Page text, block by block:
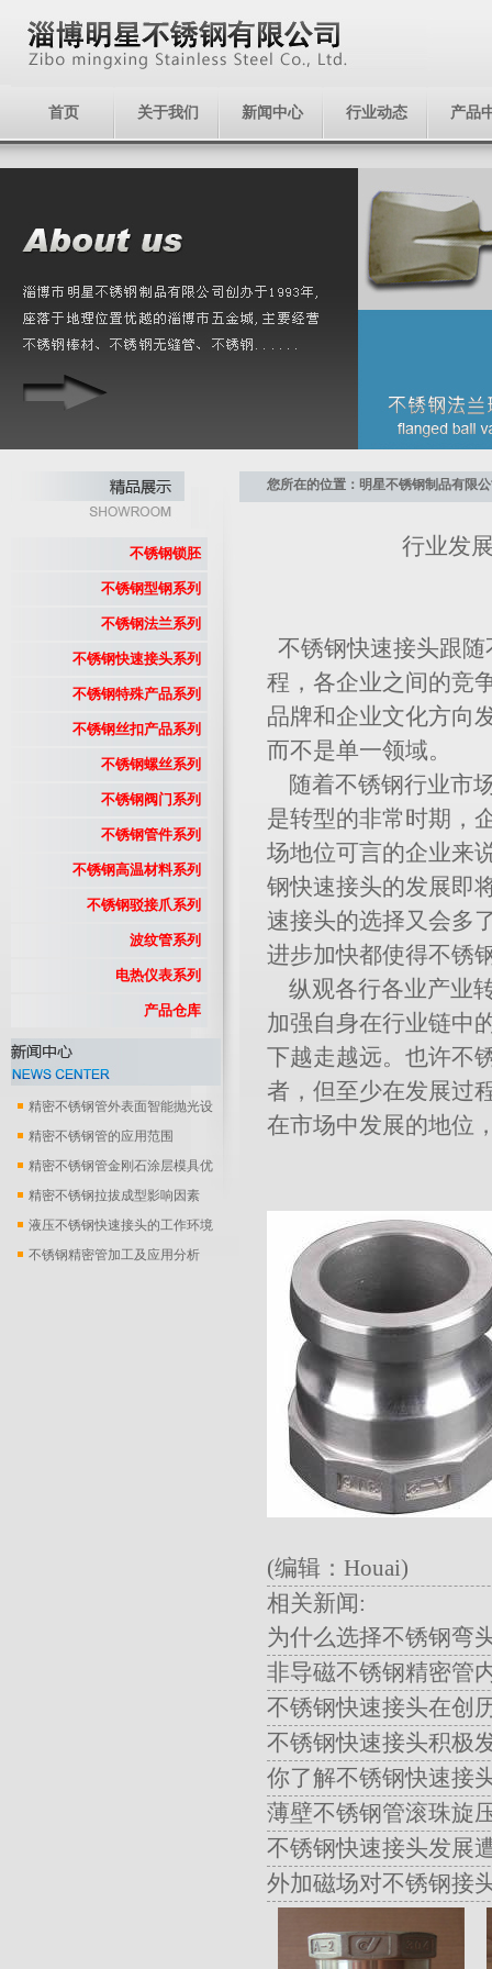
首页 关于我们 新闻中心 行业动态 产品
不锈钢锁胚
不锈钢型钢系列
不锈钢法兰系列
不锈钢快速接头系列
不锈钢特殊产品系列
不锈钢丝扣产品系列
不锈钢螺丝系列
不锈钢阀门系列
不锈钢管件系列
不锈钢高温材料系列
不锈钢驳接爪系列
波纹管系列
电热仪表系列
产品仓库
精密不锈钢管外表面智能抛光设
备精密不锈钢管的应用范围
精密不锈钢管金刚石涂层模具优
化..精密不锈钢拉拔成型影响因素
液压不锈钢快速接头的工作环境
不锈钢精密管加工及应用分析
您所在的位置：明星不锈钢制品有限
行业发
不锈钢快速接头跟
程，各企业之间的竞
品牌和企业文化方向
而不是单一领域。
随着不锈钢行业市
是转型的非常时期，
场地位可言的企业来
钢快速接头的发展即
速接头的选择又会多
进步加快都使得不锈
纵观各行各业产业
加强自身在行业链中
下越走越远。也许不
者，但至少在发展过
在市场中发展的地位
(编辑：houai)
相关新闻:
为什么选择不锈钢弯
非导磁不锈钢精密管
不锈钢快速接头在创
不锈钢快速接头积极
你了解不锈钢快速接
薄壁不锈钢管滚珠旋
不锈钢快速接头发展
外加磁场对不锈钢接